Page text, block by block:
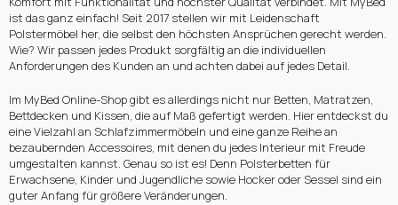
ist das ganz einfach! Seit 2017 stellen wir mit Leidenschaft
Polstermöbel her, die selbst den höchsten Ansprüchen gerecht werden.
Wie? Wir passen jedes Produkt sorgfältig an die individuellen
Anforderungen des Kunden an und achten dabei auf jedes Detail.
Im MyBed Online-Shop gibt es allerdings nicht nur Betten, Matratzen,
Bettdecken und Kissen, die auf Maß gefertigt werden. Hier entdeckst du
eine Vielzahl an Schlafzimmermöbeln und eine ganze Reihe an
bezaubernden Accessoires, mit denen du jedes Interieur mit Freude
umgestalten kannst. Genau so ist es! Denn Polsterbetten für
Erwachsene, Kinder und Jugendliche sowie Hocker oder Sessel sind ein
guter Anfang für größere Veränderungen.